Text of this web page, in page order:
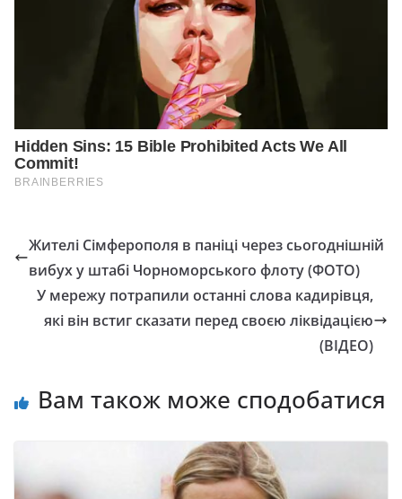
Жителі Сімферополя в паніці через сьогоднішній
вибух у штабі Чорноморського флоту (ФОТО)
У мережу потрапили останні слова кадирівця,
які він встиг сказати перед своєю ліквідацією
(ВІДЕО)
Вам також може сподобатися